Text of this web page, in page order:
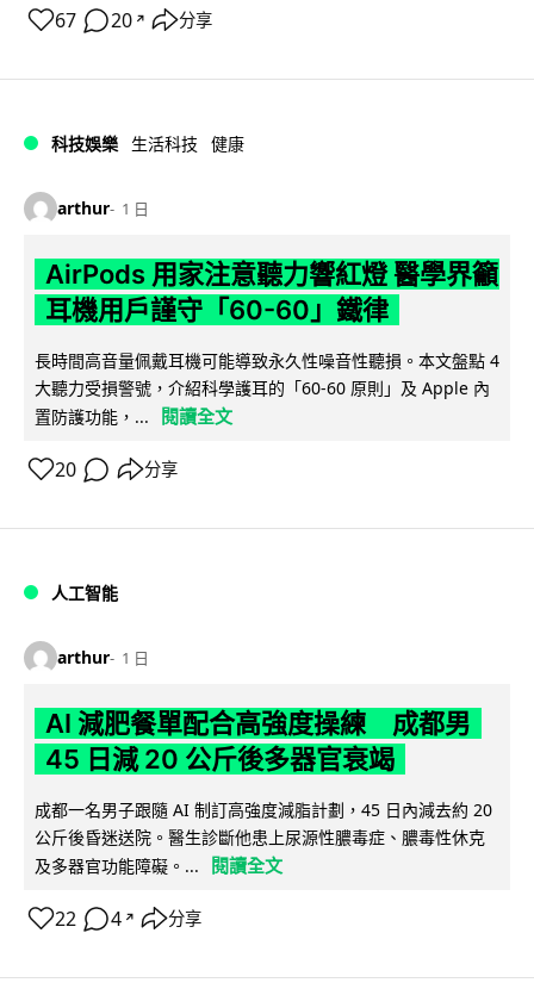
67 20 ↗ 分享
科技娛樂 生活科技 健康
arthur 1 日
AirPods 用家注意聽力響紅燈 醫學界籲
耳機用戶謹守「60-60」鐵律
長時間高音量佩戴耳機可能導致永久性噪音性聽損。本文盤點 4
大聽力受損警號，介紹科學護耳的「60-60 原則」及 Apple 內
置防護功能，...
閱讀全文
20 分享
人工智能
arthur 1 日
AI 減肥餐單配合高強度操練 成都男
45 日減 20 公斤後多器官衰竭
成都一名男子跟隨 AI 制訂高強度減脂計劃，45 日內減去約 20
公斤後昏迷送院。醫生診斷他患上尿源性膿毒症、膿毒性休克
及多器官功能障礙。...
閱讀全文
22 4 ↗ 分享